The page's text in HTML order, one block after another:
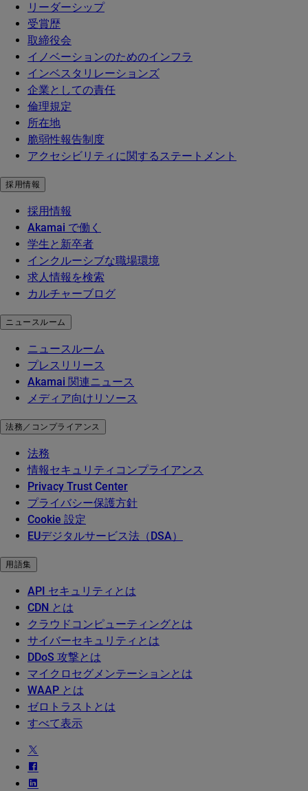
リーダーシップ
受賞歴
取締役会
イノベーションのためのインフラ
インベスタリレーションズ
企業としての責任
倫理規定
所在地
脆弱性報告制度
アクセシビリティに関するステートメント
採用情報
採用情報
Akamai で働く
学生と新卒者
インクルーシブな職場環境
求人情報を検索
カルチャーブログ
ニュースルーム
ニュースルーム
プレスリリース
Akamai 関連ニュース
メディア向けリソース
法務／コンプライアンス
法務
情報セキュリティコンプライアンス
Privacy Trust Center
プライバシー保護方針
Cookie 設定
EUデジタルサービス法（DSA）
用語集
API セキュリティとは
CDN とは
クラウドコンピューティングとは
サイバーセキュリティとは
DDoS 攻撃とは
マイクロセグメンテーションとは
WAAP とは
ゼロトラストとは
すべて表示